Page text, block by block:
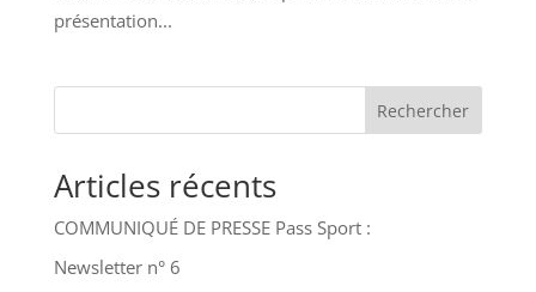
présentation...
Rechercher
Articles récents
COMMUNIQUÉ DE PRESSE Pass Sport :
Newsletter n° 6